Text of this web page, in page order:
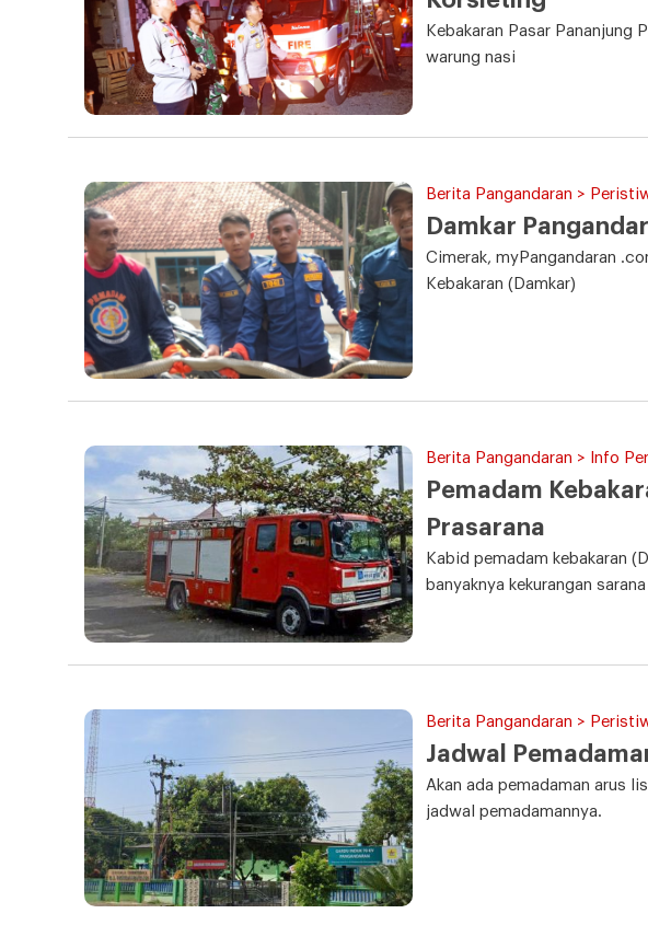
Kebakaran Pasar
warung nasi
Berita Pangandaran >
Damkar
Cimerak, myPangandaran
Kebakaran (Damkar)
Berita Pangandaran > Info
Pemadam
Prasarana
Kabid pemadam kebakaran
banyaknya kekurangan
Berita Pangandaran >
Jadwal
Akan ada pemadaman arus
jadwal pemadamannya.